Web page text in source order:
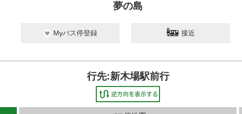
夢の島
Myバス停登録 接近
行先:新木場駅前行